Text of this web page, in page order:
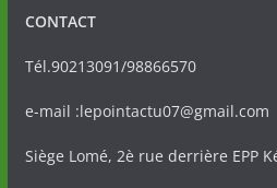
CONTACT
Tél.90213091/98866570
e-mail :lepointactu07@gmail.com
Siège Lomé, 2è rue derrière EPP